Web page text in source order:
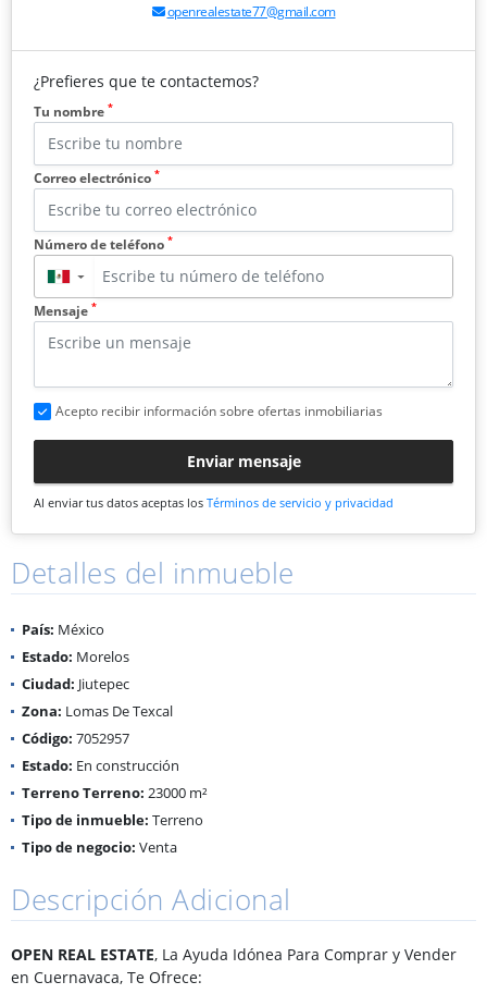
openrealestate77@gmail.com
¿Prefieres que te contactemos?
Tu nombre *
Correo electrónico *
Número de teléfono *
▼
Mensaje *
Acepto recibir información sobre ofertas inmobiliarias
Enviar mensaje
Al enviar tus datos aceptas los Términos de servicio y privacidad
Detalles del inmueble
País: México
Estado: Morelos
Ciudad: Jiutepec
Zona: Lomas De Texcal
Código: 7052957
Estado: En construcción
Terreno Terreno: 23000 m²
Tipo de inmueble: Terreno
Tipo de negocio: Venta
Descripción Adicional
OPEN REAL ESTATE, La Ayuda Idónea Para Comprar y Vender
en Cuernavaca, Te Ofrece: